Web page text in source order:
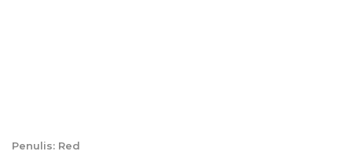
Penulis: Red